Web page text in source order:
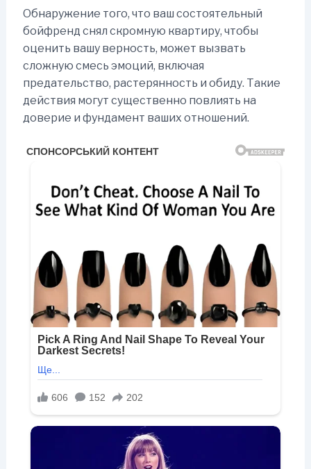
Обнаружение того, что ваш состоятельный
бойфренд снял скромную квартиру, чтобы
оценить вашу верность, может вызвать
сложную смесь эмоций, включая
предательство, растерянность и обиду. Такие
действия могут существенно повлиять на
доверие и фундамент ваших отношений.